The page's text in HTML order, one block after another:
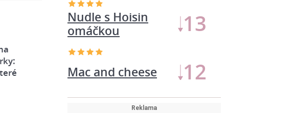
Mac and cheese 14
Nudle s Hoisin
omáčkou
12